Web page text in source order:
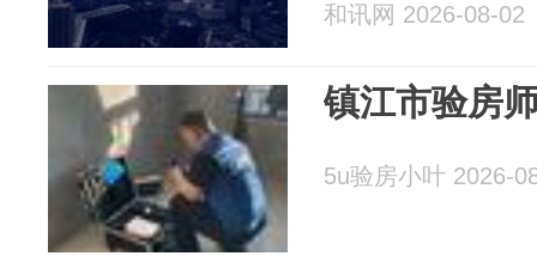
和讯网 2026-08-02
镇江市验房
5u验房小叶 2026-